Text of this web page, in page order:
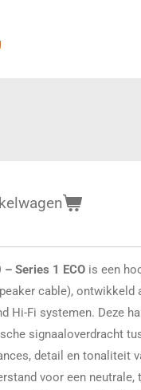
– Series 1 ECO is een
cable),
Hi-Fi systemen. Deze
signaaloverdracht
detail en tonaliteit
voor een